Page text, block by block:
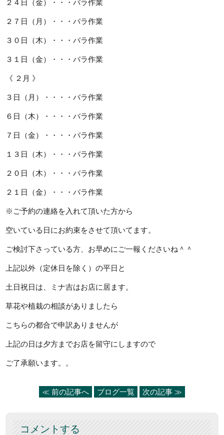
２４日（金）・・・バラ作業
２７日（月）・・・バラ作業
３０日（木）・・・バラ作業
３１日（金）・・・バラ作業
《 ２月 》
３日（月）・・・・バラ作業
６日（木）・・・・バラ作業
７日（金）・・・・バラ作業
１３日（木）・・・バラ作業
２０日（木）・・・バラ作業
２１日（金）・・・バラ作業
※ご予約の連絡を入れて頂いた方から
空いている日にお約束をさせて頂いてます。
ご検討下さっている方、お早めにご一報くださいね＾＾
上記以外（定休日を除く）の平日と
土日祝日は、ミナ吉はお店に居ます。
草花や植栽の相談がありましたら
こちらの都合で申訳ありませんが
上記の日は夕方までお店を留守にしますので
ご了承願います。。
≪ 前の記事へ ブログ一覧 次の記事 ≫
コメントする